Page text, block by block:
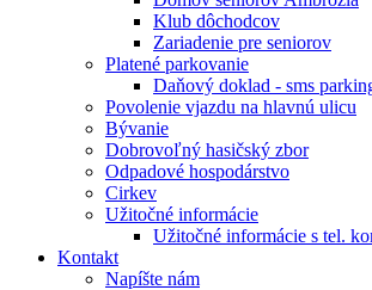
Klub dôchodcov
Zariadenie pre seniorov
Platené parkovanie
Daňový doklad - sms
Povolenie vjazdu na hlavnú ulicu
Bývanie
Dobrovoľný hasičský zbor
Odpadové hospodárstvo
Cirkev
Užitočné informácie
Užitočné informácie s tel.
Kontakt
Napíšte nám